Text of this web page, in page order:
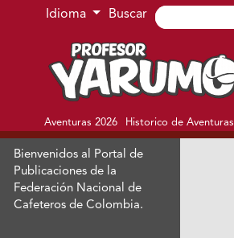
Ir al menú de navegación principal
Ir al contenido principal
Ir al pie de página del sitio
Idioma Buscar
Aventuras 2026 Historico de Aventuras
Bienvenidos al Portal de
Publicaciones de la
Federación Nacional de
Cafeteros de Colombia.